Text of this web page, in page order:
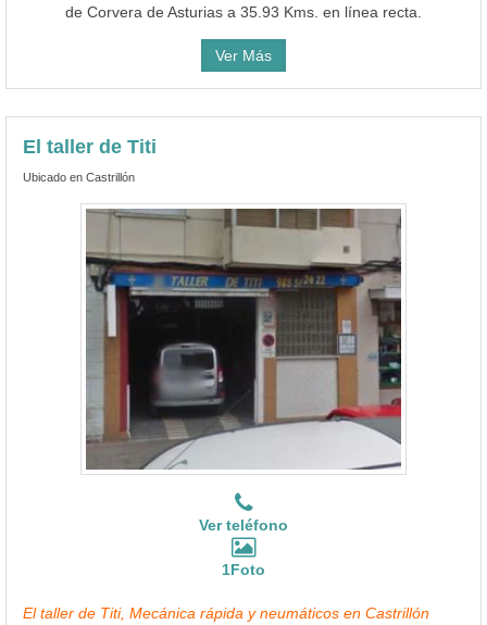
de Corvera de Asturias a 35.93 Kms. en línea recta.
Ver Más
El taller de Titi
Ubicado en Castrillón
Ver teléfono
1Foto
El taller de Titi, Mecánica rápida y neumáticos en Castrillón